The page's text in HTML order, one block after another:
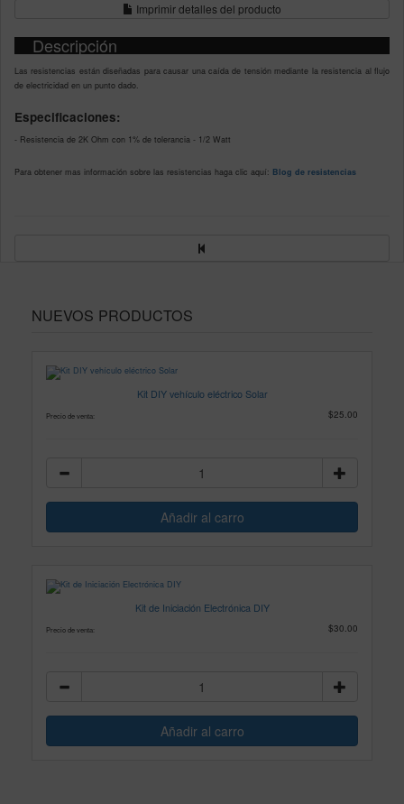
Imprimir detalles del producto
Descripción
Las resistencias están diseñadas para causar una caída de tensión mediante la resistencia al flujo
de electricidad en un punto dado.
Especificaciones:
- Resistencia de 2K Ohm con 1% de tolerancia - 1/2 Watt
Para obtener mas información sobre las resistencias haga clic aquí: Blog de resistencias
NUEVOS PRODUCTOS
Kit DIY vehículo eléctrico Solar
Precio de venta: $25.00
Kit de Iniciación Electrónica DIY
Precio de venta: $30.00